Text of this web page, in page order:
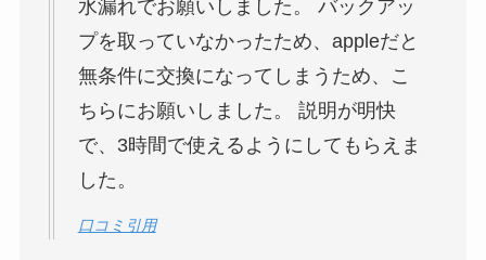
水漏れでお願いしました。 バックアッ
プを取っていなかったため、appleだと
無条件に交換になってしまうため、こ
ちらにお願いしました。 説明が明快
で、3時間で使えるようにしてもらえま
した。
口コミ引用